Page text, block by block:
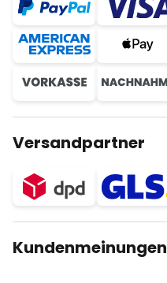
Versandpartner
Kundenmeinungen